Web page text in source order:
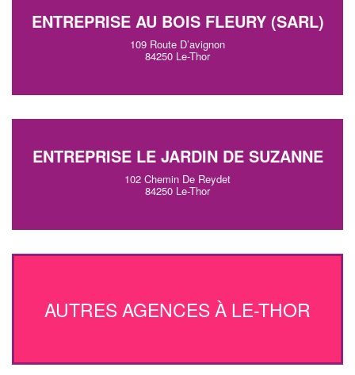
ENTREPRISE AU BOIS FLEURY (SARL)
109 Route D’avignon
84250 Le-Thor
ENTREPRISE LE JARDIN DE SUZANNE
102 Chemin De Reydet
84250 Le-Thor
AUTRES AGENCES À LE-THOR